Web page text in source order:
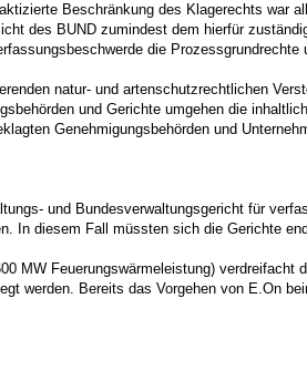
Beschränkung des Klagerechts war
des BUND zumindest dem hierfür
die
natur- und artenschutzrechtlichen
und Gerichte umgehen die
Genehmigungsbehörden und
und Bundesverwaltungsgericht für
In diesem Fall müssten sich die Gerichte
MW Feuerungswärmeleistung)
werden. Bereits das Vorgehen von E.On